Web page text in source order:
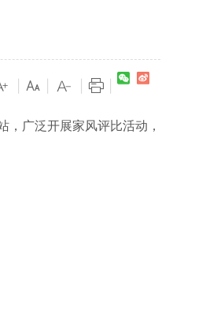
广泛开展家风评比活动，